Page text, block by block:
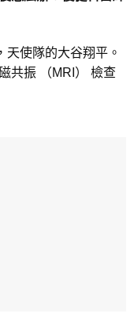
使隊的大谷翔平。
共振 （MRI） 檢查